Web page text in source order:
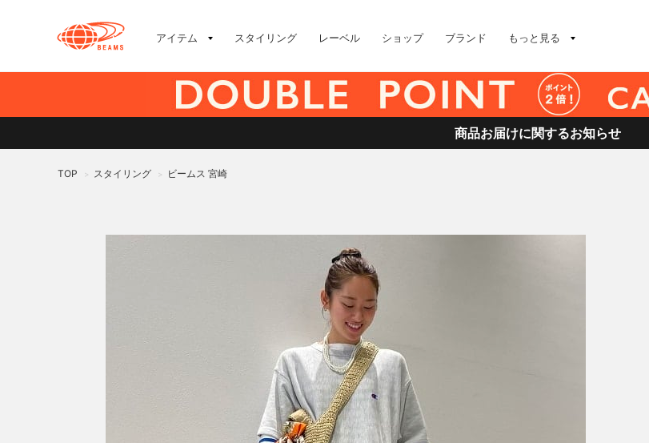
アイテム スタイリング レーベル ショップ ブランド もっと見る
商品お届けに関するお知らせ
TOP > スタイリング > ビームス 宮崎